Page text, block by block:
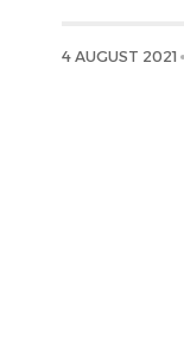
4 AUGUST 2021